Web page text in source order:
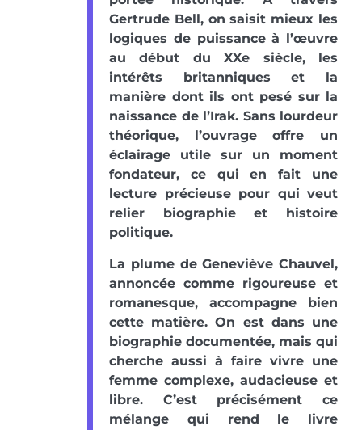
Gertrude Bell, on saisit mieux les
logiques de puissance à l’œuvre
au début du XXe siècle, les
intérêts britanniques et la
manière dont ils ont pesé sur la
naissance de l’Irak. Sans lourdeur
théorique, l’ouvrage offre un
éclairage utile sur un moment
fondateur, ce qui en fait une
lecture précieuse pour qui veut
relier biographie et histoire
politique.
La plume de Geneviève Chauvel,
annoncée comme rigoureuse et
romanesque, accompagne bien
cette matière. On est dans une
biographie documentée, mais qui
cherche aussi à faire vivre une
femme complexe, audacieuse et
libre. C’est précisément ce
mélange qui rend le livre